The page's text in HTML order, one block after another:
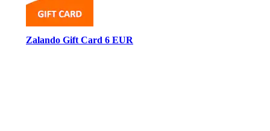
Zalando Gift Card 6 EUR